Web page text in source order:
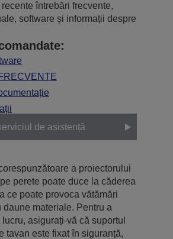
întrebări frecvente,
software și informații despre
de asistență
a proiectorului
perete poate duce la căderea
ce poate provoca vătămări
daune materiale. Pentru a
asigurați-vă că suportul
tavan este fixat în siguranță,